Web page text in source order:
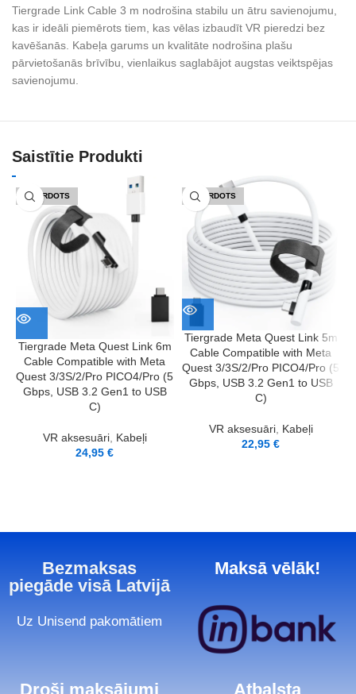
Tiergrade Link Cable 3 m nodrošina stabilu un ātru savienojumu,
kas ir ideāli piemērots tiem, kas vēlas izbaudīt VR pieredzi bez
kavēšanās. Kabeļa garums un kvalitāte nodrošina plašu
pārvietošanās brīvību, vienlaikus saglabājot augstas veiktspējas
savienojumu.
Saistītie Produkti
IZPĀRDOTS
Tiergrade Meta Quest Link 6m
Cable Compatible with Meta
Quest 3/3S/2/Pro PICO4/Pro (5
Gbps, USB 3.2 Gen1 to USB
C)
VR aksesuāri, Kabeļi
24,95€
IZPĀRDOTS
Tiergrade Meta Quest Link 5m
Cable Compatible with Meta
Quest 3/3S/2/Pro PICO4/Pro (5
Gbps, USB 3.2 Gen1 to USB
C)
VR aksesuāri, Kabeļi
22,95€
Bezmaksas
piegāde visā Latvijā
Uz Unisend pakomātiem
Maksā vēlāk!
Droši maksājumi Atbalsta